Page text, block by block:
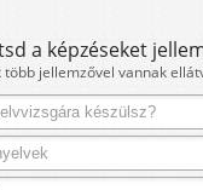
a képzéseket
több jellemzővel vannak